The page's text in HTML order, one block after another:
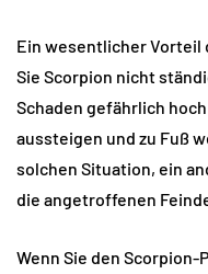
Ein wesentlicher Vorteil
Sie Scorpion nicht
Schaden gefährlich
aussteigen und zu Fuß
solchen Situation, ein
die angetroffenen
Wenn Sie den